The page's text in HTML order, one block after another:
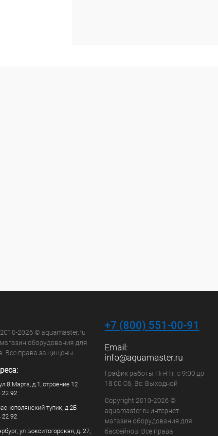
2026 © aquamaster.ru
оборудования для
Все права защищены.
Марта, д.1, строение 12
22 92
тупик, д.2Б
22 92
ул Бокситогорская, д. 27,
+7 (800) 551-00-91
Email:
info@aquamaster.ru
График работы Пн-Пт: с 9:00 до
18:00 Сб, Вс: Выходной
Copyright 2010-2026 ©
aquamaster.ru интернет-
магазин оборудования для
бассейнов. Все права